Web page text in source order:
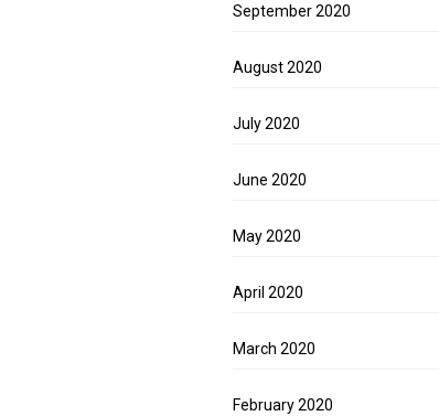
September 2020
August 2020
July 2020
June 2020
May 2020
April 2020
March 2020
February 2020